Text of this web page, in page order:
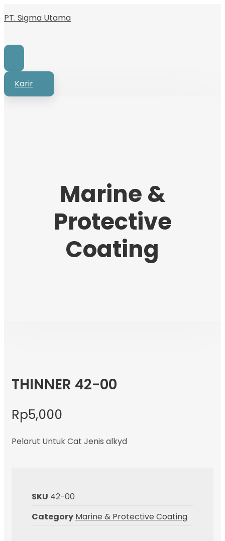
PT. Sigma Utama
Karir
Marine &
Protective
Coating
THINNER 42-00
Rp5,000
Pelarut Untuk Cat Jenis alkyd
SKU 42-00
Category Marine & Protective Coating